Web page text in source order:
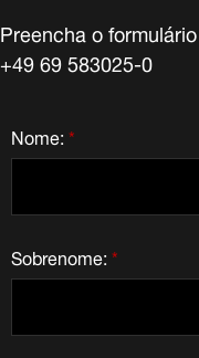
Preencha o
+49 69 583025-0
*
Nome:
*
Sobrenome: